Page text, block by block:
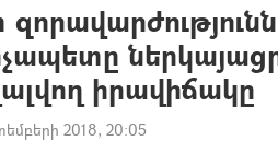
իրավիճակը
2018, 20:05